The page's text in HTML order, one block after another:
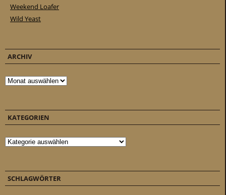
Weekend Loafer
Wild Yeast
ARCHIV
Archiv
KATEGORIEN
Kategorien
SCHLAGWÖRTER